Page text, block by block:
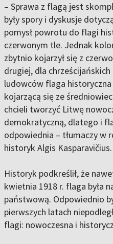
– Sprawa z flagą jest
były spory i dyskusje
pomysł powrotu do flagi
czerwonym tle. Jednak
zbytnio kojarzył się z
drugiej, dla
ludowców flaga
kojarzącą się ze
chcieli tworzyć Litwę
demokratyczną, dlatego i
odpowiednia – tłumaczy w
historyk Algis Kasparavičius.
Historyk podkreślił, że
kwietnia 1918 r. flaga była
państwową. Odpowiednio
pierwszych latach
flagi: nowoczesna i